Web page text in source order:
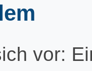
vor: